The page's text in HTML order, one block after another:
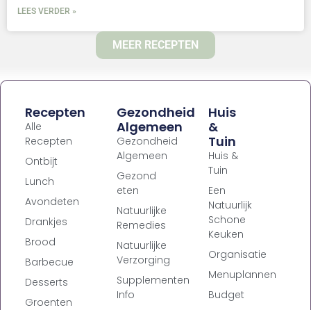
LEES VERDER »
MEER RECEPTEN
Recepten
Alle
Recepten
Ontbijt
Lunch
Avondeten
Drankjes
Brood
Barbecue
Desserts
Groenten
Gezondheid
Algemeen
Gezondheid
Algemeen
Gezond
eten
Natuurlijke
Remedies
Natuurlijke
Verzorging
Supplementen
Info
Huis
&
Tuin
Huis &
Tuin
Een
Natuurlijk
Schone
Keuken
Organisatie
Menuplannen
Budget